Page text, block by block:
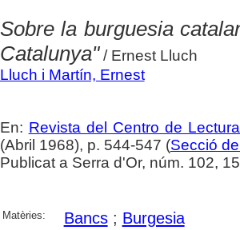
Sobre la burguesia
Catalunya"/ Ernest Lluch
Lluch i Martín, Ernest
En: Revista del Centro de
(Abril 1968), p. 544-547 (Secció
Publicat a Serra d'Or, núm. 102,
Matèries: Bancs; Burgesia